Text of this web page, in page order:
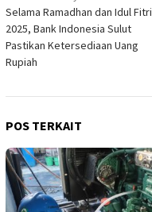
pos
Selama Ramadhan dan Idul Fitri
2025, Bank Indonesia Sulut
Pastikan Ketersediaan Uang
Rupiah
POS TERKAIT